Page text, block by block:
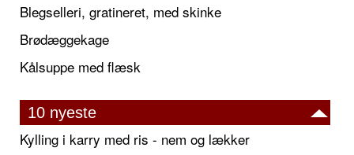
Blegselleri, gratineret, med skinke
Brødæggekage
Kålsuppe med flæsk
10 nyeste
Kylling i karry med ris - nem og lækker